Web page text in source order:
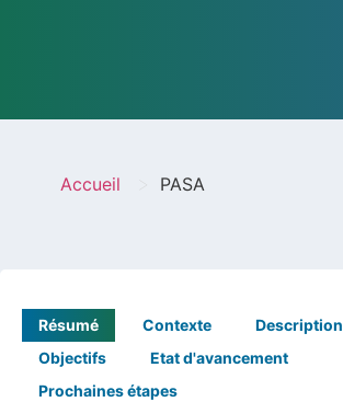
Accueil PASA
Résumé Contexte
Description
Objectifs
Etat d'avancement
Prochaines étapes